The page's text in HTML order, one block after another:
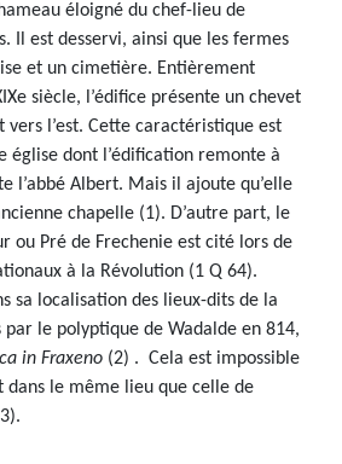
éloigné du chef-lieu de
Il est desservi, ainsi que les fermes
et un cimetière. Entièrement
siècle, l’édifice présente un chevet
l’est. Cette caractéristique est
église dont l’édification remonte à
l’abbé Albert. Mais il ajoute qu’elle
chapelle (1). D’autre part, le
ou Pré de Frechenie est cité lors de
à la Révolution (1 Q 64).
sa localisation des lieux-dits de la
par le polyptique de Wadalde en 814,
in Fraxeno (2) . Cela est impossible
dans le même lieu que celle de